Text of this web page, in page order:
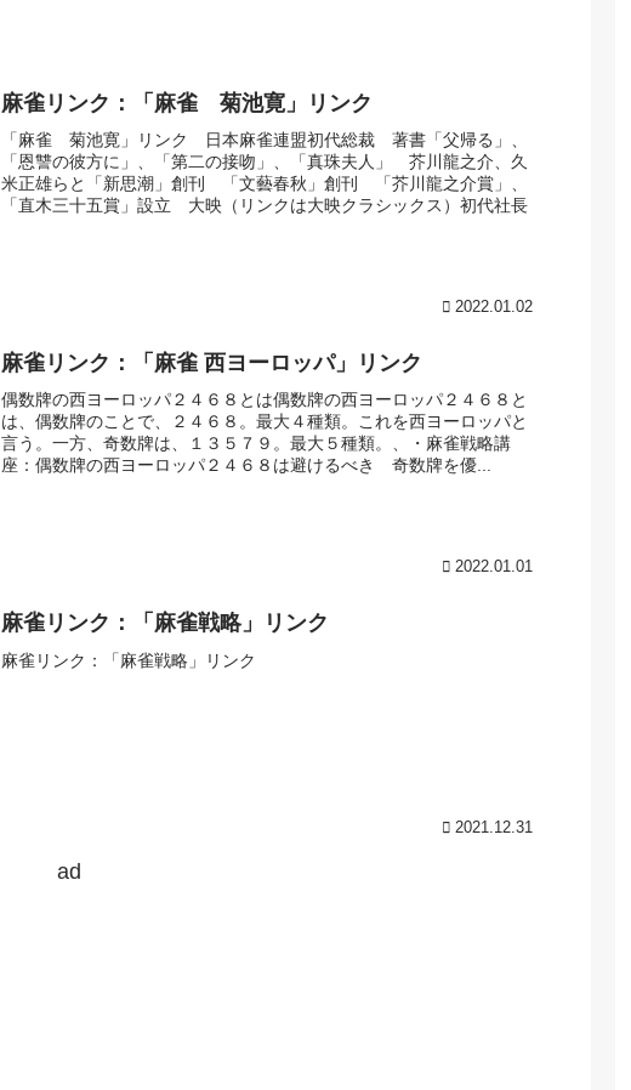
麻雀リンク：「麻雀 菊池寛」リンク
「麻雀 菊池寛」リンク 日本麻雀連盟初代総裁 著書「父帰る」、
「恩讐の彼方に」、「第二の接吻」、「真珠夫人」 芥川龍之介、久
米正雄らと「新思潮」創刊 「文藝春秋」創刊 「芥川龍之介賞」、
「直木三十五賞」設立 大映（リンクは大映クラシックス）初代社長
2022.01.02
麻雀リンク：「麻雀 西ヨーロッパ」リンク
偶数牌の西ヨーロッパ２４６８とは偶数牌の西ヨーロッパ２４６８と
は、偶数牌のことで、２４６８。最大４種類。これを西ヨーロッパと
言う。一方、奇数牌は、１３５７９。最大５種類。、・麻雀戦略講
座：偶数牌の西ヨーロッパ２４６８は避けるべき 奇数牌を優...
2022.01.01
麻雀リンク：「麻雀戦略」リンク
麻雀リンク：「麻雀戦略」リンク
2021.12.31
ad